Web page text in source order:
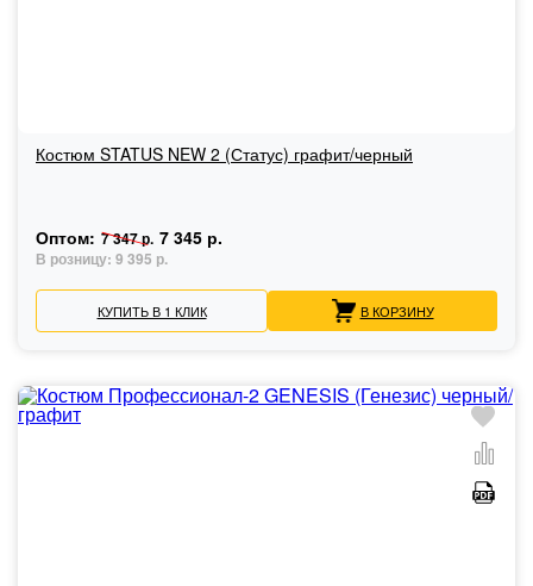
Костюм STATUS NEW 2 (Статус) графит/черный
Оптом: 7 347 р. 7 345 р.
В розницу: 9 395 р.
КУПИТЬ В 1 КЛИК В КОРЗИНУ